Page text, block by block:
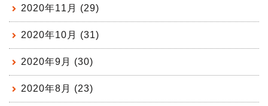
2020年11月 (29)
2020年10月 (31)
2020年9月 (30)
2020年8月 (23)